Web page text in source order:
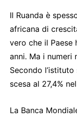
Il Ruanda è
africana di
vero che il
anni. Ma i numeri
Secondo
scesa al 27,4%
La Banca